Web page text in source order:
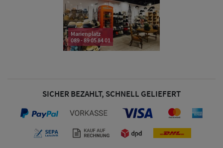
Marienplatz
089 - 89 05 84 01
SICHER BEZAHLT, SCHNELL GELIEFERT